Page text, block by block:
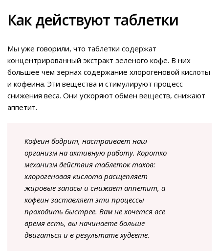
Как действуют таблетки
Мы уже говорили, что таблетки содержат
концентрированный экстракт зеленого кофе. В них
большее чем зернах содержание хлорогеновой кислоты
и кофеина. Эти вещества и стимулируют процесс
снижения веса. Они ускоряют обмен веществ, снижают
аппетит.
Кофеин бодрит, настраивает наш
организм на активную работу. Коротко
механизм действия таблеток таков:
хлорогеновая кислота расщепляет
жировые запасы и снижает аппетит, а
кофеин заставляет эти процессы
проходить быстрее. Вам не хочется все
время есть, вы начинаете больше
двигаться и в результате худеете.